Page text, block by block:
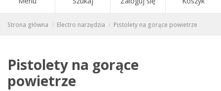
Strona główna Electro narzędzia Pistolety na gorące powietrze
Pistolety na gorące
powietrze